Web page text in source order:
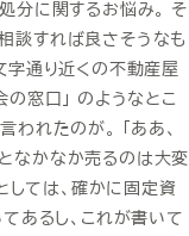
分に関するお悩み。 そ
談すれば良さそうなも
字通り近くの不動産屋
窓口」 のようなとこ
れたのが。 「ああ、
なかなか売るのは大変
しては、確かに固定資
あるし、これが書いて